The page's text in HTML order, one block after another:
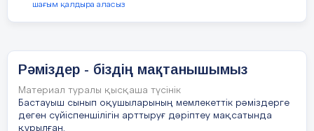
ЖОСПАРЫ
Мақсаты: Жас ұрпақты еліміздің
тәуелсіздігі мен егемендігі үшін
күрескен, Алаштың ардақтысы Сәкен
Сейфуллиннің өмір мен шығармаларын
оқып білуге баулу, ақынның сыршыл
лирикасының табиғатын таныту,
шағым қалдыра аласыз
Рәміздер - біздің мақтанышымыз
Материал туралы қысқаша түсінік
Бастауыш сынып оқушыларының мемлекеттік рәміздерге
деген сүйіспеншілігін арттыруғ дәріптеу мақсатында
құрылған.